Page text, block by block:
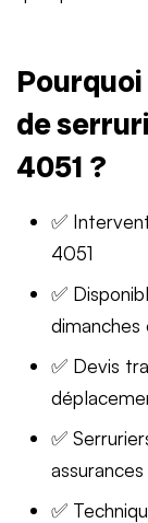
de
4051 ?
✅
4051
✅
✅ Devis
✅
assurances
✅